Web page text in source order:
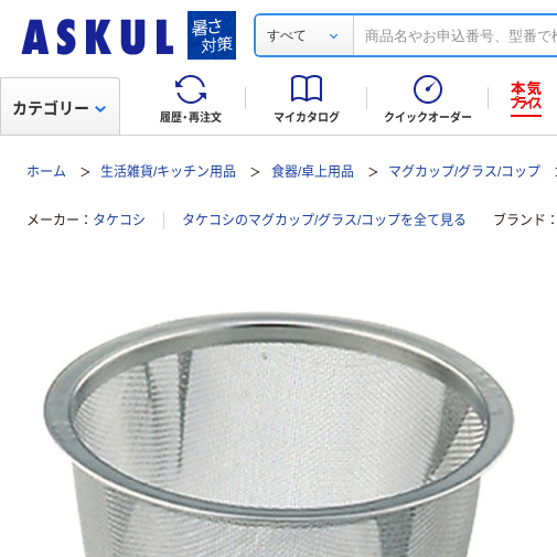
すべて
履歴・再注文 マイカタログ クイックオーダー
カテゴリー
ホーム 生活雑貨/キッチン用品 食器/卓上用品 マグカップ/グラス/コップ
メーカー タケコシ タケコシのマグカップ/グラス/コップを全て見る ブランド